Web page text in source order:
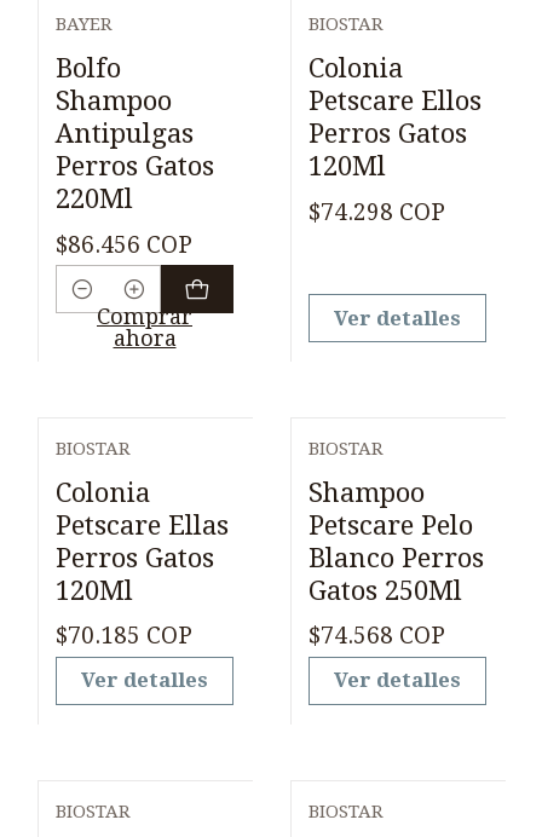
BAYER
Bolfo
Shampoo
Antipulgas
Perros Gatos
220Ml
$86.456 COP
Cantidad
Comprar
ahora
BIOSTAR
Colonia
Petscare Ellos
Perros Gatos
120Ml
$74.298 COP
Ver detalles
BIOSTAR
Colonia
Petscare Ellas
Perros Gatos
120Ml
$70.185 COP
Ver detalles
BIOSTAR
Shampoo
Petscare Pelo
Blanco Perros
Gatos 250Ml
$74.568 COP
Ver detalles
BIOSTAR BIOSTAR